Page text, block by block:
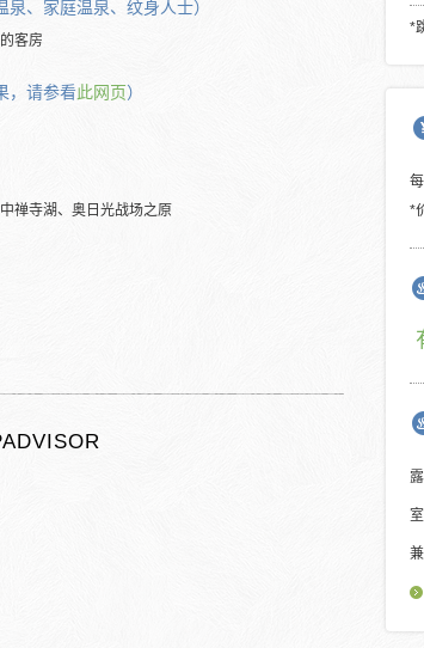
、家庭温泉、纹身人士）
客房
，请参看此网页）
禅寺湖、奥日光战场之原
*
*